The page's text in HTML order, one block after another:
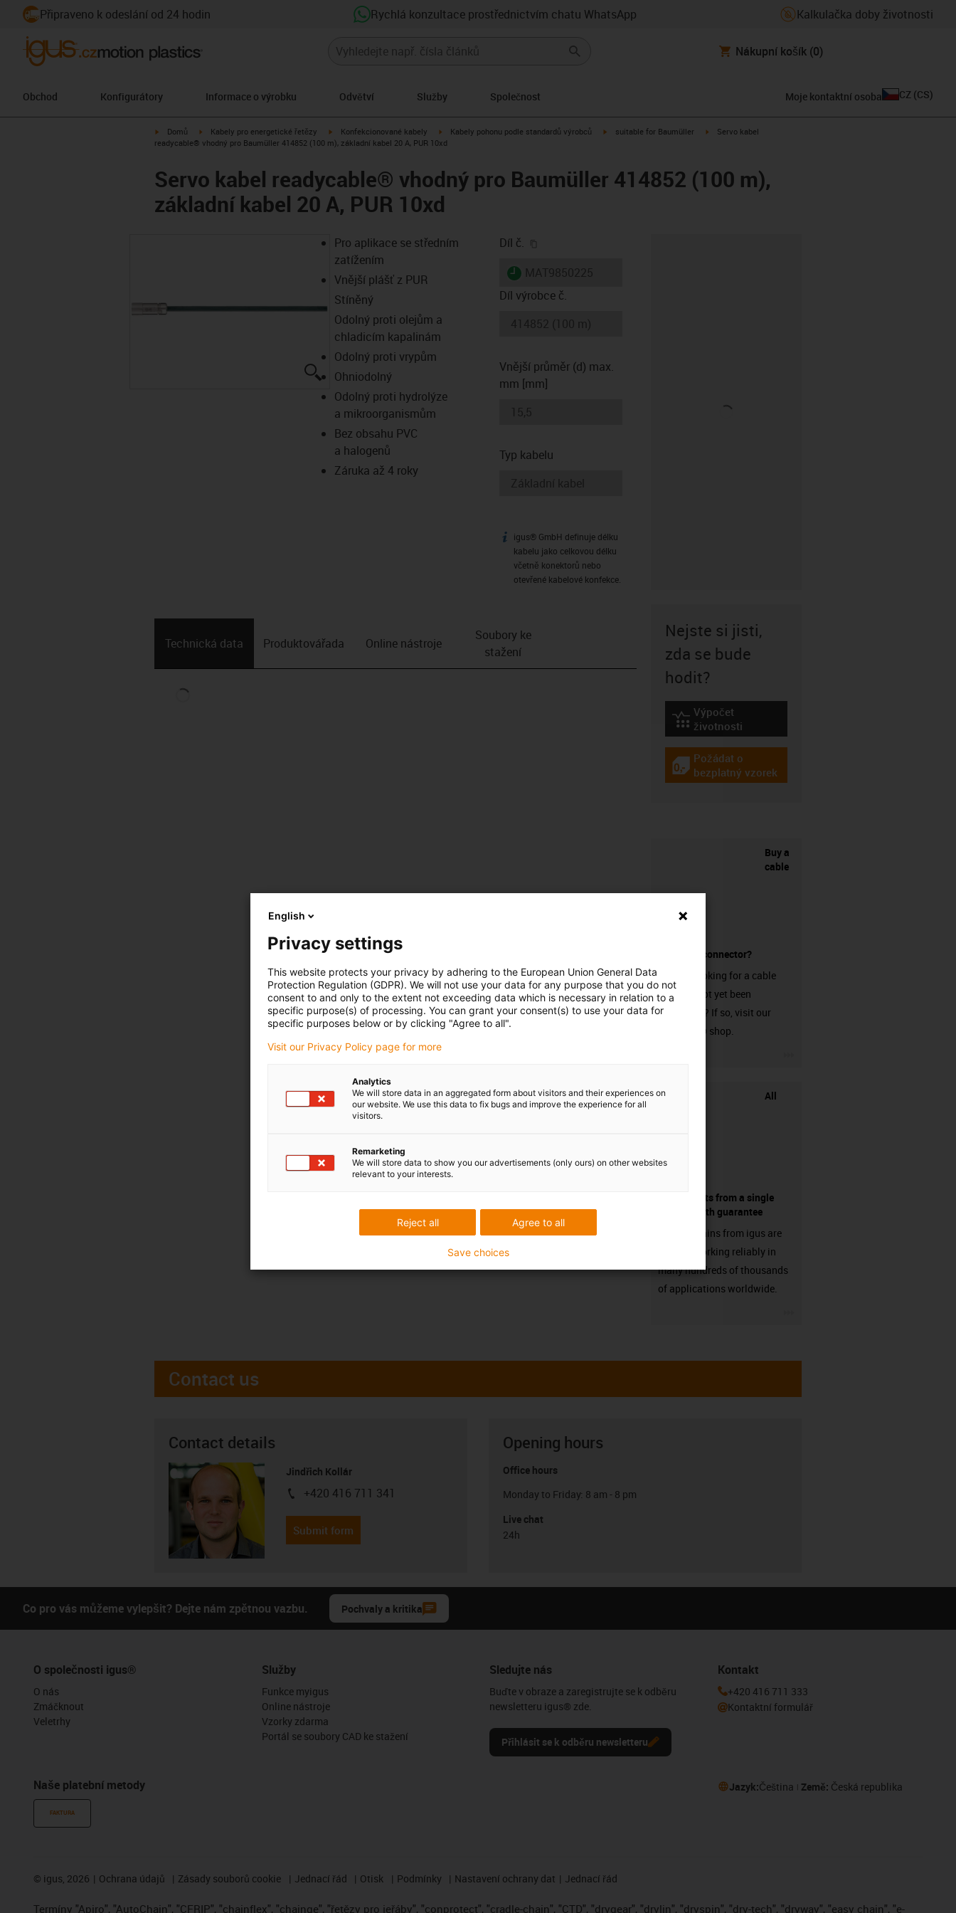
Připraveno k odeslání od 24 hodin Rychlá konzultace prostřednictvím chatu WhatsApp Kalkulačka doby životnosti
Nákupní košík (0)
Obchod Konfigurátory Informace o výrobku Odvětví Služby Společnost Moje kontaktní osoba CZ (CS)
igus-icon-arrow-right
Domů igus-icon-arrow-right
Kabely pro energetické řetězy igus-icon-arrow-right
Konfekcionované kabely igus-icon-arrow-right
Kabely pohonu podle standardů výrobců igus-icon-arrow-right
suitable for Baumüller igus-icon-arrow-right
Servo kabel
readycable® vhodný pro Baumüller 414852 (100 m), základní kabel 20 A, PUR 10xd
Servo kabel readycable® vhodný pro Baumüller 414852 (100 m),
základní kabel 20 A, PUR 10xd
igus-icon-lupe
Pro aplikace se středním
zatížením
Vnější plášť z PUR
Stíněný
Odolný proti olejům a
chladicím kapalinám
Odolný proti vrypům
Ohniodolný
Odolný proti hydrolýze
a mikroorganismům
Bez obsahu PVC
a halogenů
Záruka až 4 roky
Díl č.
igus-icon-lieferzeit
Díl výrobce č.
Vnější průměr (d) max.
mm [mm]
Typ kabelu
igus-icon-info
igus® GmbH definuje délku
kabelu jako celkovou délku
včetně konektorů nebo
otevřené kabelové konfekce.
Technická data Produktová­řada Online nástroje
Soubory ke
stažení
Nejste si jisti,
zda se bude
hodit?
igus-icon-lebensdauerrechner
Výpočet
životnosti
igus-icon-gratismuster
Požádat o
bezplatný vzorek
Buy a
cable
without a connector?
Are you looking for a cable
that has not yet been
harnessed? If so, visit our
chainflex® shop.
All
components from a single
source - with guarantee
Energy chains from igus are
already working reliably in
many hundreds of thousands
of applications worldwide.
Contact us
Contact details
Jindřich Kollár
igus-icon-phone
+420 416 711 341
Submit form
Opening hours
Office hours
Monday to Friday: 8 am - 8 pm
Live chat
24h
Co pro vás můžeme vylepšit? Dejte nám zpětnou vazbu. Pochvaly a kritika
O společnosti igus®
O nás
Zmáčknout
Veletrhy
Naše platební metody
FAKTURA
Služby
Funkce myigus
Online nástroje
Vzorky zdarma
Portál se soubory CAD ke stažení
Sledujte nás
Buďte v obraze a zaregistrujte se k odběru
newsletteru igus® zde.
Přihlásit se k odběru newsletteru
Kontakt
+420 416 711 333
Kontaktní formulář
Jazyk:Čeština Země: Česká republika
© igus, 2026 Ochrana údajů Zásady souborů cookie Jednací řád Otisk Podmínky Nastavení ochrany dat Jednací řád
Termíny "Apiro", "AutoChain", "CFRIP", "chainflex", "chainge", "řetězy pro jeřáby", "conprotect", "cradle-chain", "CTD", "drygear", "drylin", "dryspin", "dry-tech", "dryway", "easy chain", "e-
English
Privacy settings
This website protects your privacy by adhering to the European Union General Data
Protection Regulation (GDPR). We will not use your data for any purpose that you do not
consent to and only to the extent not exceeding data which is necessary in relation to a
specific purpose(s) of processing. You can grant your consent(s) to use your data for
specific purposes below or by clicking "Agree to all".
Visit our Privacy Policy page for more
Analytics
We will store data in an aggregated form about visitors and their experiences on
our website. We use this data to fix bugs and improve the experience for all
visitors.
Remarketing
We will store data to show you our advertisements (only ours) on other websites
relevant to your interests.
Agree to all
Reject all
Save choices